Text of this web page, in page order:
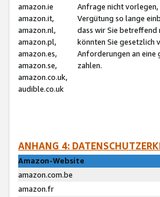
amazon.ie
amazon.it,
amazon.nl,
amazon.pl,
amazon.es,
amazon.se,
amazon.co.uk,
audible.co.uk
Anfrage nicht vorlegen,
Vergütung so lange
dass wir Sie betreffend
könnten Sie gesetzlich
Anforderungen an
zahlen.
ANHANG 4:
Amazon-Website
amazon.com.be
amazon.fr